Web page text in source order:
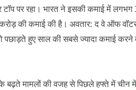
टॉप पर रहा। भारत ने इसकी कमाई में
की कमाई की है। अवतार: द वे ऑफ
हुए साल की सबसे ज्यादा कमाई करने
के बढ़ते मामलों की वजह से पिछले हफ्ते में